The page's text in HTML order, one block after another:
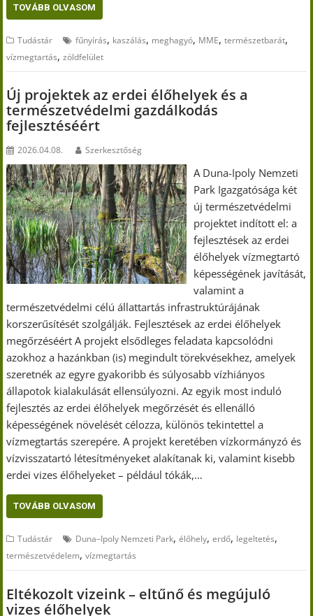
TOVÁBB OLVASOM
Tudástár fűnyírás, kaszálás, meghagyó, MME,természetbarát,
vízmegtartás,zöldfelület
Új projektek az erdei élőhelyek és a
természetvédelmi gazdálkodás
fejlesztéséért
2026.04.08. Szerkesztőség
A Duna-Ipoly Nemzeti
Park Igazgatósága két
új természetvédelmi
projektet indított el: a
fejlesztések az erdei
élőhelyek vízmegtartó
képességének javítását,
valamint a
természetvédelmi célú állattartás infrastruktúrájának
korszerűsítését szolgálják. Fejlesztések az erdei élőhelyek
megőrzéséért A projekt elsődleges feladata kapcsolódni
azokhoz a hazánkban (is) megindult törekvésekhez, amelyek
szeretnék az egyre gyakoribb és súlyosabb vízhiányos
állapotok kialakulását ellensúlyozni. Az egyik most induló
fejlesztés az erdei élőhelyek megőrzését és ellenálló
képességének növelését célozza, különös tekintettel a
vízmegtartás szerepére. A projekt keretében vízkormányzó és
vízvisszatartó létesítményeket alakítanak ki, valamint kisebb
erdei vizes élőhelyeket – például tókák,…
TOVÁBB OLVASOM
Tudástár Duna–Ipoly Nemzeti Park,élőhely,erdő, legeltetés,
természetvédelem,vízmegtartás
Eltékozolt vizeink – eltűnő és megújuló
vizes élőhelyek